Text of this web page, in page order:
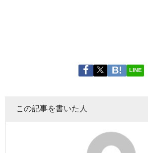
LINE
この記事を書いた人